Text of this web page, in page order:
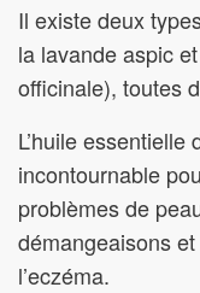
Il existe deux
la lavande aspic
officinale), toutes
L’huile
incontournable
problèmes de
démangeaisons
l’eczéma.